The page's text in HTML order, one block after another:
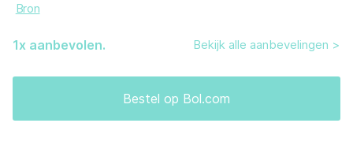
Bron
Bestel op Bol.com
1x aanbevolen. Bekijk alle aanbevelingen >